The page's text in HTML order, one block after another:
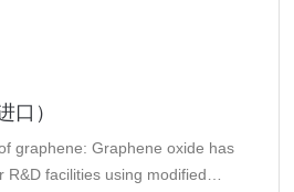
口）
graphene: Graphene oxide has
R&D facilities using modified